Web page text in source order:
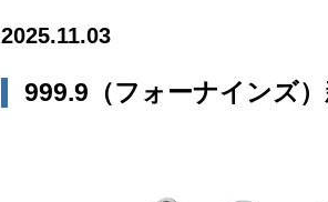
2025.11.03
999.9（フォーナインズ